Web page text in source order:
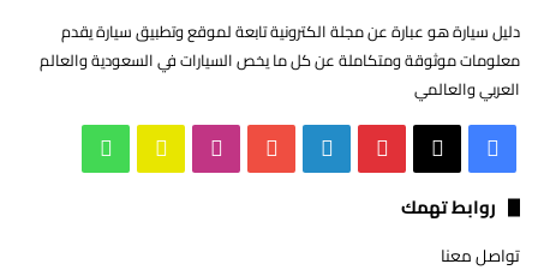
دليل سيارة هو عبارة عن مجلة الكترونية تابعة لموقع وتطبيق سيارة يقدم
معلومات موثوقة ومتكاملة عن كل ما يخص السيارات في السعودية والعالم
العربي والعالمي
فيسبوك بينتيريست لينكدإن ‫YouTube انستقرام سناب
روابط تهمك
تواصل معنا